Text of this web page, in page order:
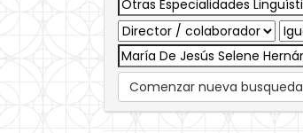
Comenzar nueva busqueda